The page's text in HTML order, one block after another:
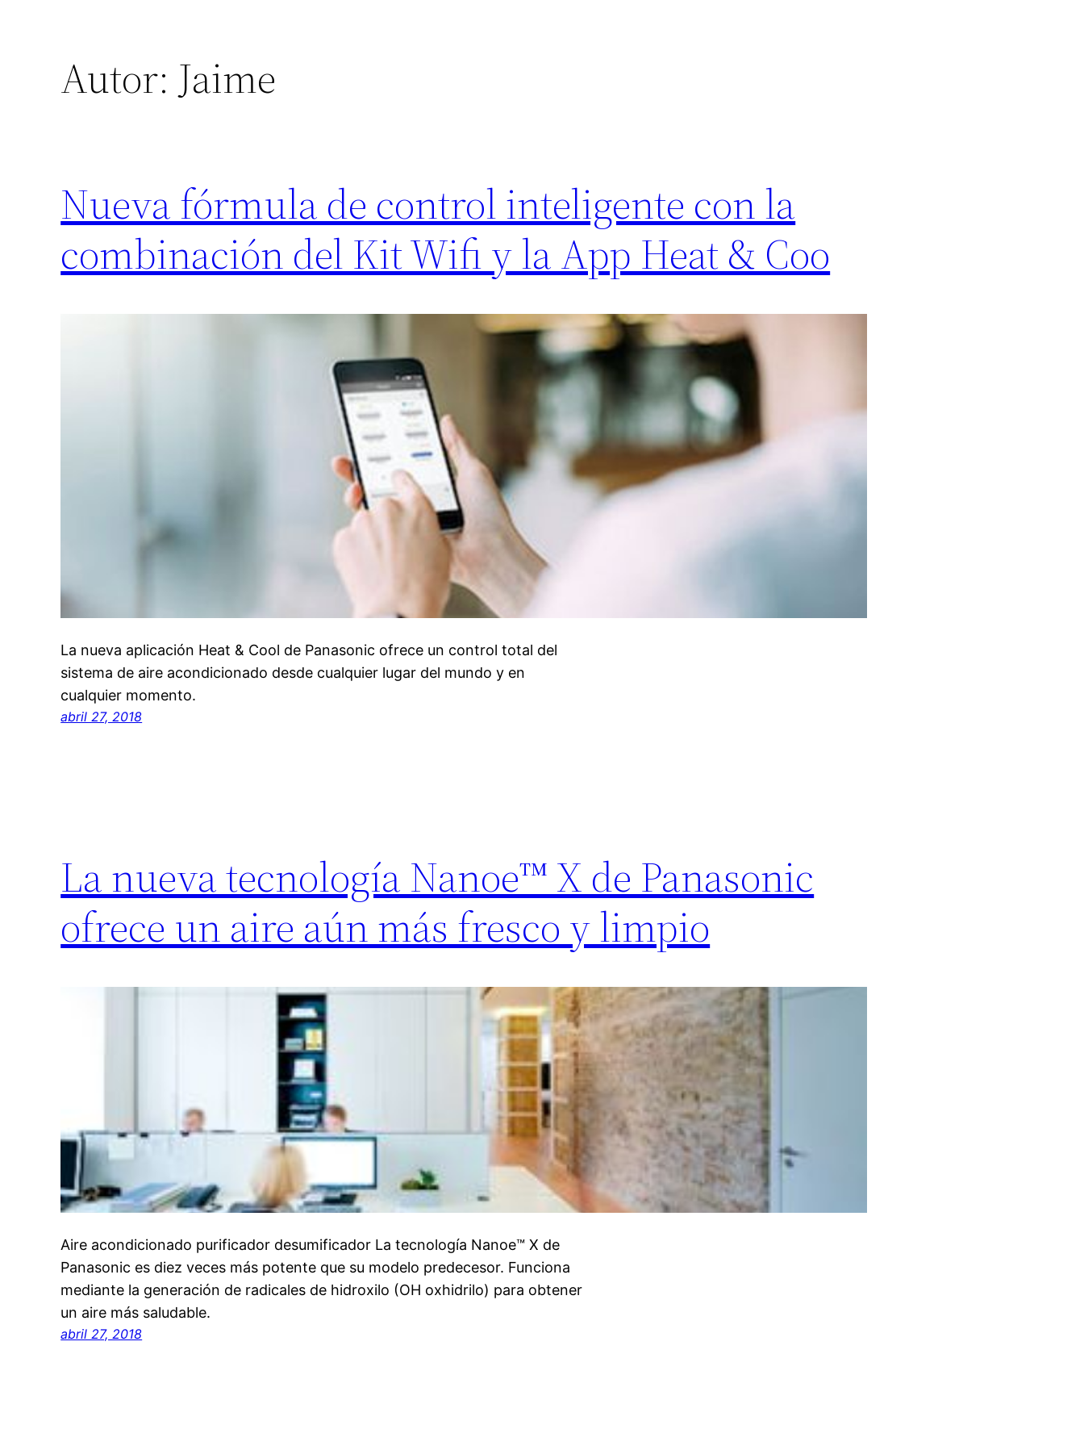
Autor: Jaime
Nueva fórmula de control inteligente con la
combinación del Kit Wifi y la App Heat & Coo
La nueva aplicación Heat & Cool de Panasonic ofrece un control total del
sistema de aire acondicionado desde cualquier lugar del mundo y en
cualquier momento.
abril 27, 2018
La nueva tecnología Nanoe™ X de Panasonic
ofrece un aire aún más fresco y limpio
Aire acondicionado purificador desumificador La tecnología Nanoe™ X de
Panasonic es diez veces más potente que su modelo predecesor. Funciona
mediante la generación de radicales de hidroxilo (OH oxhidrilo) para obtener
un aire más saludable.
abril 27, 2018